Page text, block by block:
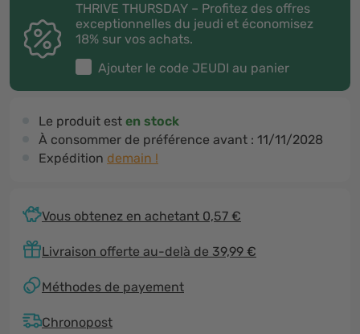
THRIVE THURSDAY – Profitez des offres
exceptionnelles du jeudi et économisez
18% sur vos achats.
Ajouter le code JEUDI au panier
Le produit est en stock
À consommer de préférence avant : 11/11/2028
Expédition demain !
Vous obtenez en achetant 0,57 €
Livraison offerte au-delà de 39,99 €
Méthodes de payement
Chronopost